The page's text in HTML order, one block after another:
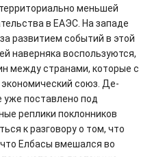
меньшей
в ЕАЭС. На западе
развитием событий в этой
наверняка воспользуются,
между странами, которые с
союз. Де-
уже поставлено под
реплики поклонников
к разговору о том, что
Елбасы вмешался во